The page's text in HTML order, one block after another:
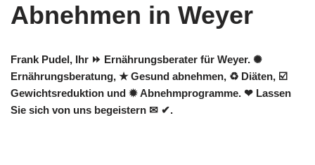
Abnehmen in Weyer
Frank Pudel, Ihr ⏩ Ernährungsberater für Weyer. ✺
Ernährungsberatung, ★ Gesund abnehmen, ♻ Diäten, ☑️
Gewichtsreduktion und ✹ Abnehmprogramme. ❤ Lassen
Sie sich von uns begeistern ✉ ✔.